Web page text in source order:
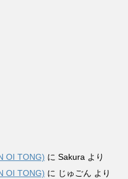
OI TONG) に Sakura より
OI TONG) に じゅごん より